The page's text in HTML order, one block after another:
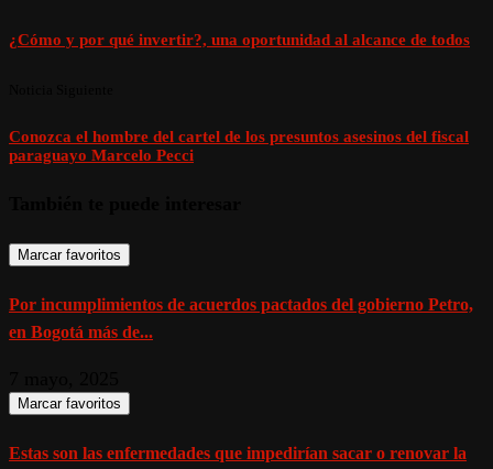
¿Cómo y por qué invertir?, una oportunidad al alcance de todos
Conozca el hombre del cartel de los presuntos asesinos del fiscal
paraguayo Marcelo Pecci
Marcar favoritos
Por incumplimientos de acuerdos pactados del gobierno Petro,
en Bogotá más de...
Marcar favoritos
Estas son las enfermedades que impedirían sacar o renovar la